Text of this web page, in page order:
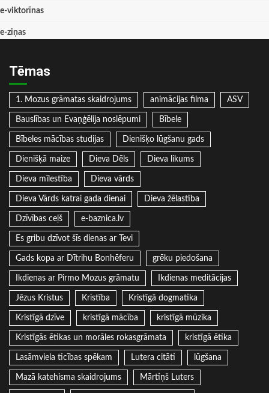
e-viktorīnas
e-ziņas
Tēmas
1. Mozus grāmatas skaidrojums animācijas filma ASV
Bauslības un Evaņģēlija noslēpumi Bībele
Bībeles mācības studijas Dienišķo lūgšanu gads
Dienišķā maize Dieva Dēls Dieva likums
Dieva mīlestība Dieva vārds
Dieva Vārds katrai gada dienai Dieva žēlastība
Dzīvības ceļš e-baznica.lv
Es gribu dzīvot šīs dienas ar Tevi
Gads kopa ar Dītrihu Bonhēferu grēku piedošana
Ikdienas ar Pirmo Mozus grāmatu Ikdienas meditācijas
Jēzus Kristus Kristība Kristīgā dogmatika
Kristīgā dzīve kristīgā mācība kristīgā mūzika
Kristīgās ētikas un morāles rokasgrāmata kristīgā ētika
Lasāmviela ticības spēkam Lutera citāti lūgšana
Mazā katehisma skaidrojums Mārtiņš Luters